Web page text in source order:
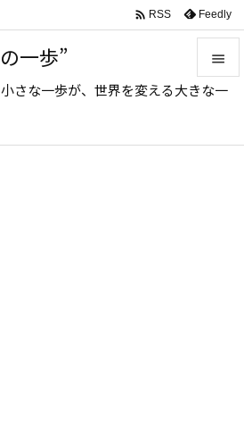
一歩”
さな一歩が、世界を変える大きな一



 RSS Feedly